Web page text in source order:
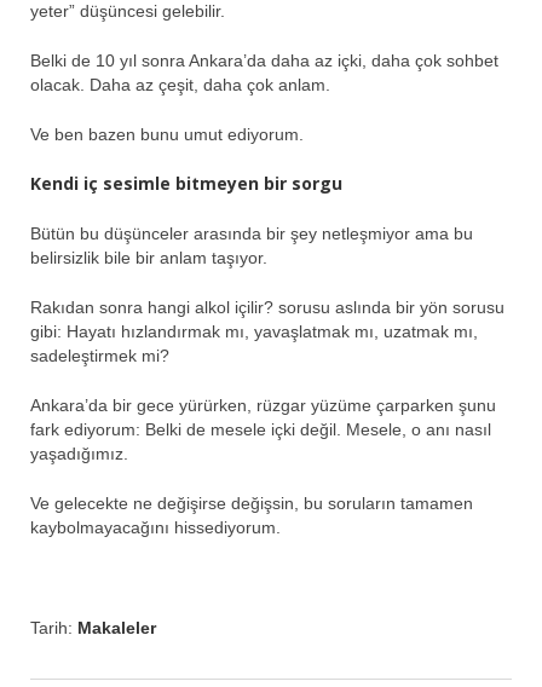
yeter” düşüncesi gelebilir.
Belki de 10 yıl sonra Ankara’da daha az içki, daha çok sohbet
olacak. Daha az çeşit, daha çok anlam.
Ve ben bazen bunu umut ediyorum.
Kendi iç sesimle bitmeyen bir sorgu
Bütün bu düşünceler arasında bir şey netleşmiyor ama bu
belirsizlik bile bir anlam taşıyor.
Rakıdan sonra hangi alkol içilir? sorusu aslında bir yön sorusu
gibi: Hayatı hızlandırmak mı, yavaşlatmak mı, uzatmak mı,
sadeleştirmek mi?
Ankara’da bir gece yürürken, rüzgar yüzüme çarparken şunu
fark ediyorum: Belki de mesele içki değil. Mesele, o anı nasıl
yaşadığımız.
Ve gelecekte ne değişirse değişsin, bu soruların tamamen
kaybolmayacağını hissediyorum.
Tarih: Makaleler